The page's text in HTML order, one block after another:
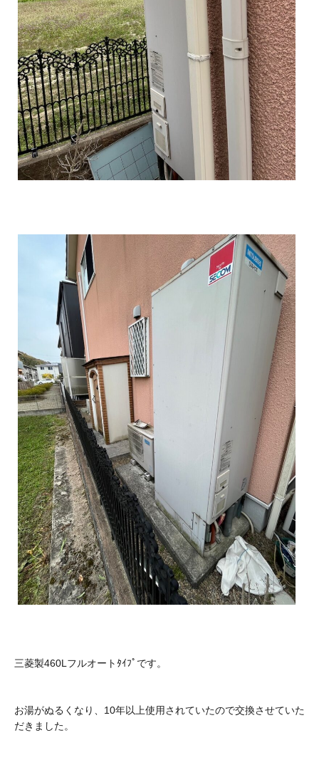
三菱製460Lフルオートﾀｲﾌﾟです。
お湯がぬるくなり、10年以上使用されていたので交換させていた
だきました。